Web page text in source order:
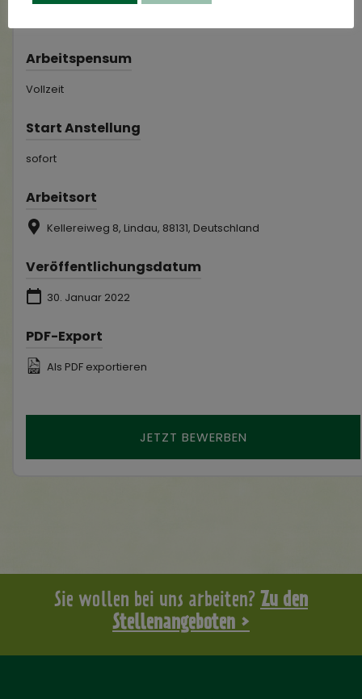
Arbeitspensum
Vollzeit
Start Anstellung
sofort
Arbeitsort
Kellereiweg 8, Lindau, 88131, Deutschland
Veröffentlichungsdatum
30. Januar 2022
PDF-Export
Als PDF exportieren
JETZT BEWERBEN
Sie wollen bei uns arbeiten? Zu den
Stellenangeboten >